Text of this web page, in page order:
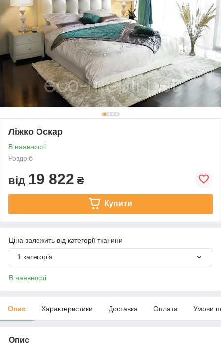
Ліжко Оскар
В наявності
Роздріб
від 19 822 ₴
Купити
Ціна залежить від категорії тканини
1 категорія
В наявності
Опис Характеристики Доставка Оплата Умови
Опис